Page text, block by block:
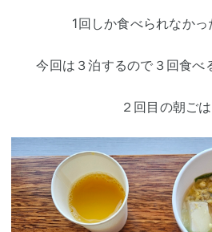
1回しか食べられなかっ
今回は３泊するので３回食べ
２回目の朝ごは